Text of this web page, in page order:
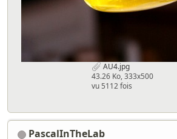
AU4.jpg
43.26 Ko, 333x500
vu 5112 fois
PascalInTheLab